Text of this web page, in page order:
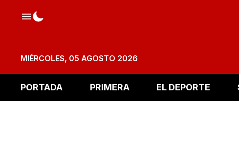
MIÉRCOLES, 05 AGOSTO 2026
PORTADA PRIMERA EL DEPORTE